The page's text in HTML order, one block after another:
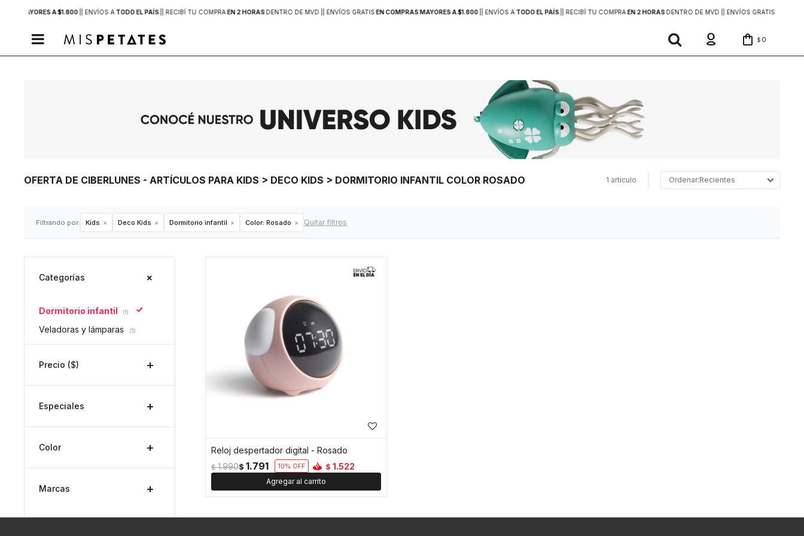
MAYORES A $1.800 | ENVÍOS A TODO EL PAÍS | RECIBÍ TU COMPRAEN 2 HORASDENTRO DE MVD | | ENVÍOS GRATISEN COMPRAS MAYORES A $1.800 | ENVÍOS A TODO EL PAÍS | RECIBÍ TU COMPRAEN 2 HORASDENTRO DE MVD | | ENVÍOS GRATIS
 $ 0
OFERTA DE CIBERLUNES - ARTÍCULOS PARA KIDS > DECO KIDS > DORMITORIO INFANTIL COLOR ROSADO 1 artículo Recientes
Filtrando por: Kids Deco Kids Dormitorio infantil Color: Rosado Quitar filtros
Reloj despertador digital - Rosado
$ 1.791
$ 1.990 10 $ 1.522
Categorías
Dormitorio infantil (1)
Veladoras y lámparas (5)
Precio ($)
Especiales
Color
Marcas